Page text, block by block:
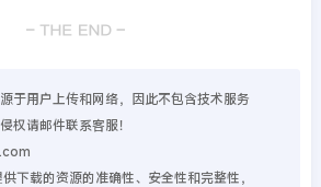
于用户上传和网络，因此不包含技术服务
权请邮件联系客服！
下载的资源的准确性、安全性和完整性，